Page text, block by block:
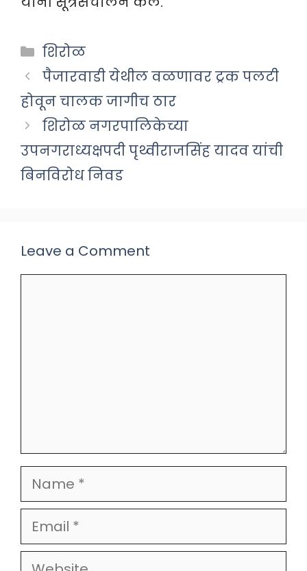
Categories
शिरोळ
पैजारवाडी येथील वळणावर ट्रक पलटी
होवून चालक जागीच ठार
शिरोळ नगरपालिकेच्या
उपनगराध्यक्षपदी पृथ्वीराजसिंह यादव यांची
बिनविरोध निवड
Leave a Comment
Name
Email
Website